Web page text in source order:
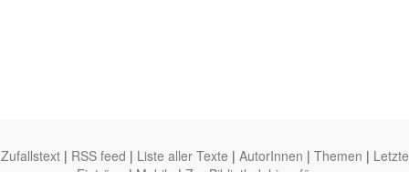
Zufallstext | RSS feed | Liste aller Texte | AutorInnen | Themen | Letzte